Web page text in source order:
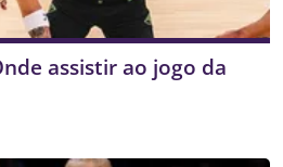
assistir ao jogo da